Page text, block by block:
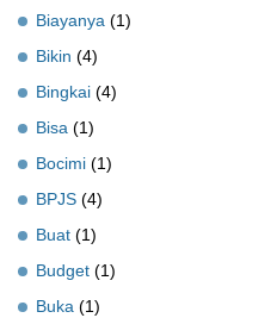
Biayanya (1)
Bikin (4)
Bingkai (4)
Bisa (1)
Bocimi (1)
BPJS (4)
Buat (1)
Budget (1)
Buka (1)